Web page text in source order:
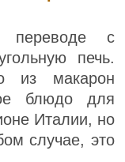
переводе с
печь.
из макарон
блюдо для
Италии, но
случае, это